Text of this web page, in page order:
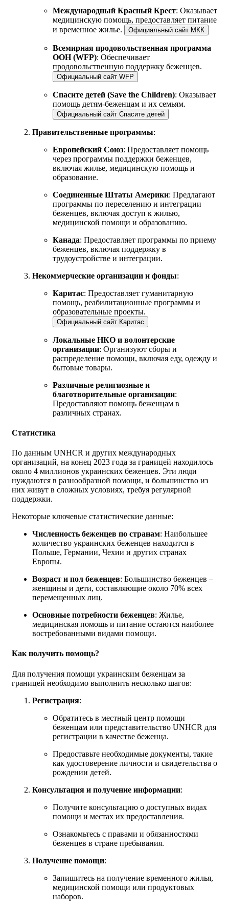
Международный Красный Крест: Оказывает
медицинскую помощь, предоставляет питание
и временное жилье.
Официальный сайт МКК
Всемирная продовольственная программа
ООН (WFP): Обеспечивает
продовольственную поддержку беженцев.
Официальный сайт WFP
Спасите детей (Save the Children): Оказывает
помощь детям-беженцам и их семьям.
Официальный сайт Спасите детей
Правительственные программы:
Европейский Союз: Предоставляет помощь
через программы поддержки беженцев,
включая жилье, медицинскую помощь и
образование.
Соединенные Штаты Америки: Предлагают
программы по переселению и интеграции
беженцев, включая доступ к жилью,
медицинской помощи и образованию.
Канада: Предоставляет программы по приему
беженцев, включая поддержку в
трудоустройстве и интеграции.
Некоммерческие организации и фонды:
Каритас: Предоставляет гуманитарную
помощь, реабилитационные программы и
образовательные проекты.
Официальный сайт Каритас
Локальные НКО и волонтерские
организации: Организуют сборы и
распределение помощи, включая еду, одежду и
бытовые товары.
Различные религиозные и
благотворительные организации:
Предоставляют помощь беженцам в
различных странах.
Статистика
По данным UNHCR и других международных
организаций, на конец 2023 года за границей находилось
около 4 миллионов украинских беженцев. Эти люди
нуждаются в разнообразной помощи, и большинство из
них живут в сложных условиях, требуя регулярной
поддержки.
Некоторые ключевые статистические данные:
Численность беженцев по странам: Наибольшее
количество украинских беженцев находится в
Польше, Германии, Чехии и других странах
Европы.
Возраст и пол беженцев: Большинство беженцев –
женщины и дети, составляющие около 70% всех
перемещенных лиц.
Основные потребности беженцев: Жилье,
медицинская помощь и питание остаются наиболее
востребованными видами помощи.
Как получить помощь?
Для получения помощи украинским беженцам за
границей необходимо выполнить несколько шагов:
Регистрация:
Обратитесь в местный центр помощи
беженцам или представительство UNHCR для
регистрации в качестве беженца.
Предоставьте необходимые документы, такие
как удостоверение личности и свидетельства о
рождении детей.
Консультация и получение информации:
Получите консультацию о доступных видах
помощи и местах их предоставления.
Ознакомьтесь с правами и обязанностями
беженцев в стране пребывания.
Получение помощи:
Запишитесь на получение временного жилья,
медицинской помощи или продуктовых
наборов.